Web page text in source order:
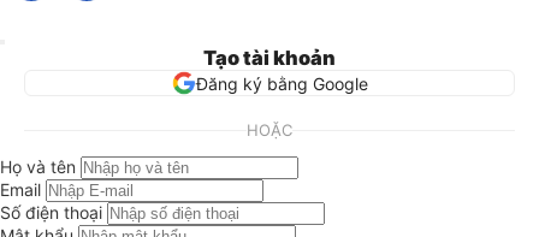
Tạo tài khoản
Đăng ký bằng Google
HOẶC
Họ và tên
Email
Số điện thoại